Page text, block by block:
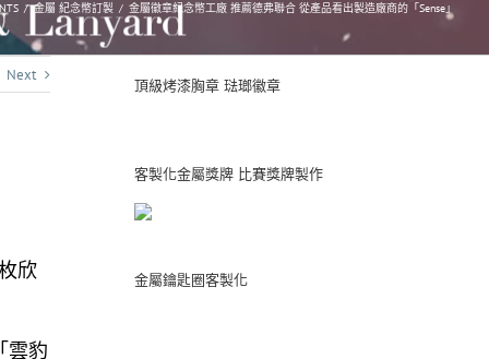
/ 金屬 紀念幣訂製 / 金屬徽章紀念幣工廠 推薦德弗聯合 從產品看出製造廠商的「Sense」
Next
欣
雲豹
頂級烤漆胸章 琺瑯徽章
客製化金屬獎牌 比賽獎牌製作
金屬鑰匙圈客製化